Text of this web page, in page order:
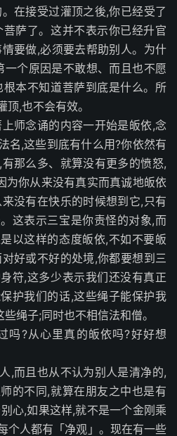
在接受过灌顶之後,你已经受了
萨了。这并不表示你已经升官
要做,必须要去帮助别人。为什
一个原因是不敢想、而且也不愿
本不知道菩萨到底是什么。所
,也不会有效。
念诵的内容一开始是皈依,念
名,这些到底有什么用?你依然有
那么多、就算没有更多的愤怒,
为你从来没有真实而真诚地皈依
没有在快乐的时候想到它,只有
这表示三宝是你责怪的对象,而
以这样的态度皈依,不如不要皈
好或不好的处境,你都要想到三
符,这多少表示我们还没有真正
护我们的话,这些绳子能保护我
绳子;同时也不相信法和僧。
?从心里真的皈依吗?好好想
且也从不认为别人是清净的,
的不同,就算在朋友之中也是有
心,如果这样,就不是一个金刚乘
个人都有「净观」。现在有一些